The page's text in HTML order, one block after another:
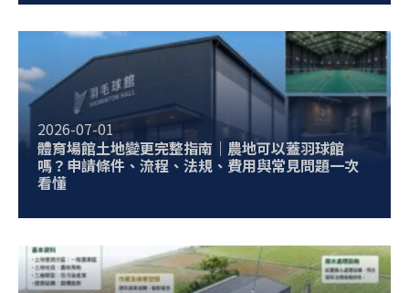
2026-07-01
體育場館土地變更完整指南｜農地可以蓋羽球館
嗎？申請條件、流程、法規、費用與常見問題一次
看懂